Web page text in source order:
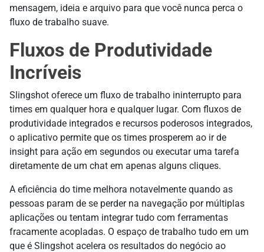
mensagem, ideia e arquivo para que você nunca perca o
fluxo de trabalho suave.
Fluxos de Produtividade
Incríveis
Slingshot oferece um fluxo de trabalho ininterrupto para
times em qualquer hora e qualquer lugar. Com fluxos de
produtividade integrados e recursos poderosos integrados,
o aplicativo permite que os times prosperem ao ir de
insight para ação em segundos ou executar uma tarefa
diretamente de um chat em apenas alguns cliques.
A eficiência do time melhora notavelmente quando as
pessoas param de se perder na navegação por múltiplas
aplicações ou tentam integrar tudo com ferramentas
fracamente acopladas. O espaço de trabalho tudo em um
que é Slingshot acelera os resultados do negócio ao